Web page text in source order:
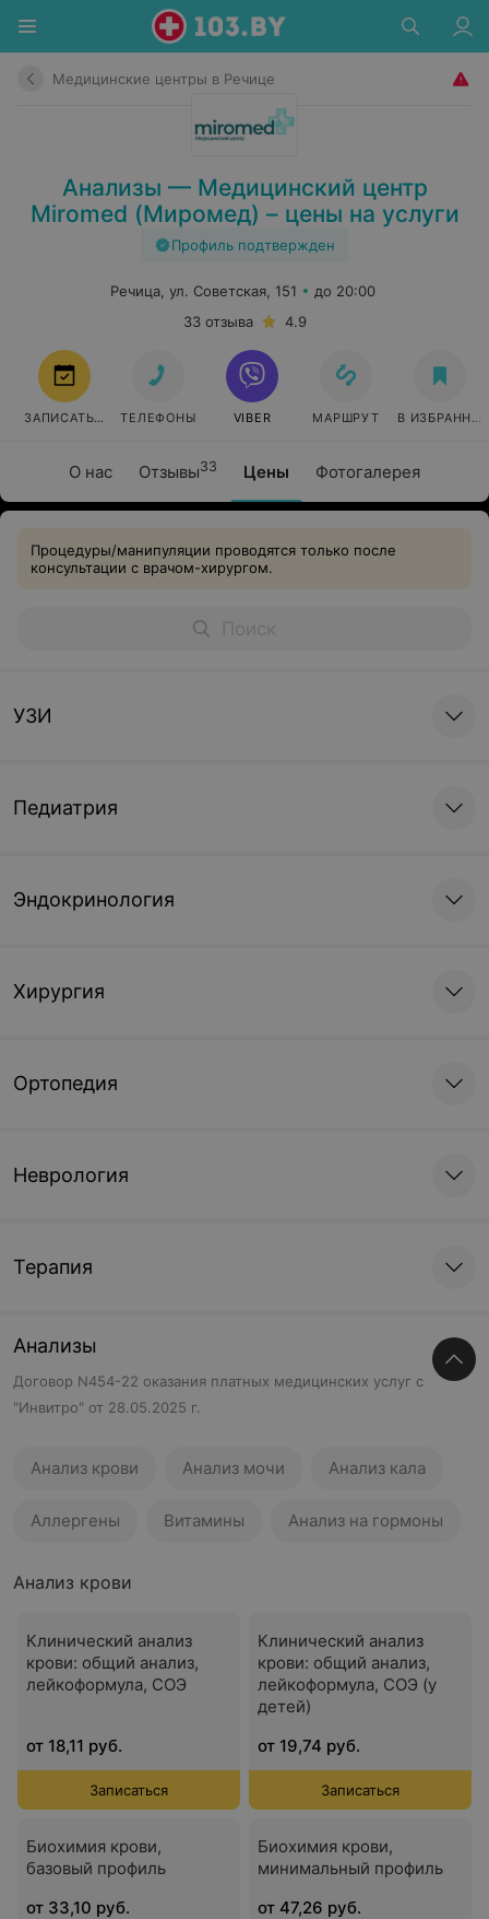
Медицинские центры в Речице
Анализы — Медицинский центр
Miromed (Миромед) – цены на услуги
Профиль подтвержден
О нас Отзывы33 Цены Фотогалерея
Речица, ул. Советская, 151
до 20:00
33 отзыва
4.9
ЗАПИСАТЬСЯ ТЕЛЕФОНЫ VIBER МАРШРУТ В ИЗБРАННОЕ
Процедуры/манипуляции проводятся только после
консультации с врачом-хирургом.
УЗИ
Педиатрия
Эндокринология
Хирургия
Ортопедия
Неврология
Терапия
Анализы
Договор N454-22 оказания платных медицинских услуг с
"Инвитро" от 28.05.2025 г.
Анализ крови Анализ мочи Анализ кала
Аллергены Витамины Анализ на гормоны
Анализ крови
Клинический анализ
крови: общий анализ,
лейкоформула, СОЭ
от 18,11 руб.
Записаться
Клинический анализ
крови: общий анализ,
лейкоформула, СОЭ (у
детей)
от 19,74 руб.
Записаться
Биохимия крови,
базовый профиль
от 33,10 руб.
Биохимия крови,
минимальный профиль
от 47,26 руб.